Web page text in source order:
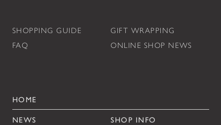
SHOPPING GUIDE
GIFT WRAPPING
FAQ
ONLINE SHOP NEWS
HOME
NEWS
SHOP INFO